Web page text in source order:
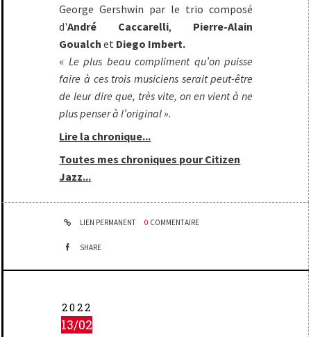
George Gershwin par le trio composé
d'André Caccarelli, Pierre-Alain
Goualch et Diego Imbert.
« Le plus beau compliment qu’on puisse
faire à ces trois musiciens serait peut-être
de leur dire que, très vite, on en vient à ne
plus penser à l’original ».
Lire la chronique...
Toutes mes chroniques pour Citizen
Jazz...
LIEN PERMANENT 0 COMMENTAIRE
SHARE
2022
13/02